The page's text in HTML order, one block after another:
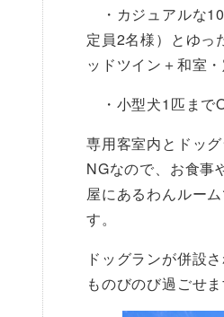
・カジュアルな
定員2名様）とゆっ
ッドツイン＋和室
・小型犬1匹まで
専用客室内とドッ
NGなので、お食事
屋にあるわんルー
す。
ドッグランが併設
ものびのび過ごせ